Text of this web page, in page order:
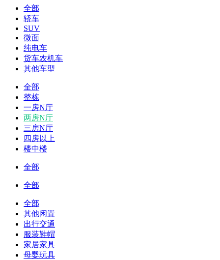
全部
轿车
SUV
微面
纯电车
货车农机车
其他车型
全部
整栋
一房N厅
两房N厅
三房N厅
四房以上
楼中楼
全部
全部
全部
其他闲置
出行交通
服装鞋帽
家居家具
母婴玩具